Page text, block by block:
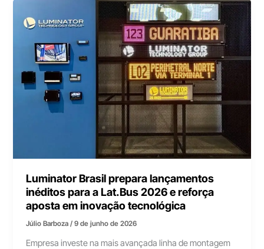
Luminator Brasil prepara lançamentos
inéditos para a Lat.Bus 2026 e reforça
aposta em inovação tecnológica
Júlio Barboza/9 de junho de 2026
Empresa investe na mais avançada linha de montagem